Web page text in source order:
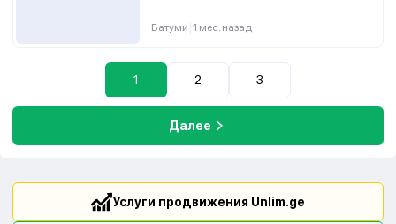
Батуми 1 мес. назад
1 2 3
Далее
Услуги продвижения Unlim.ge